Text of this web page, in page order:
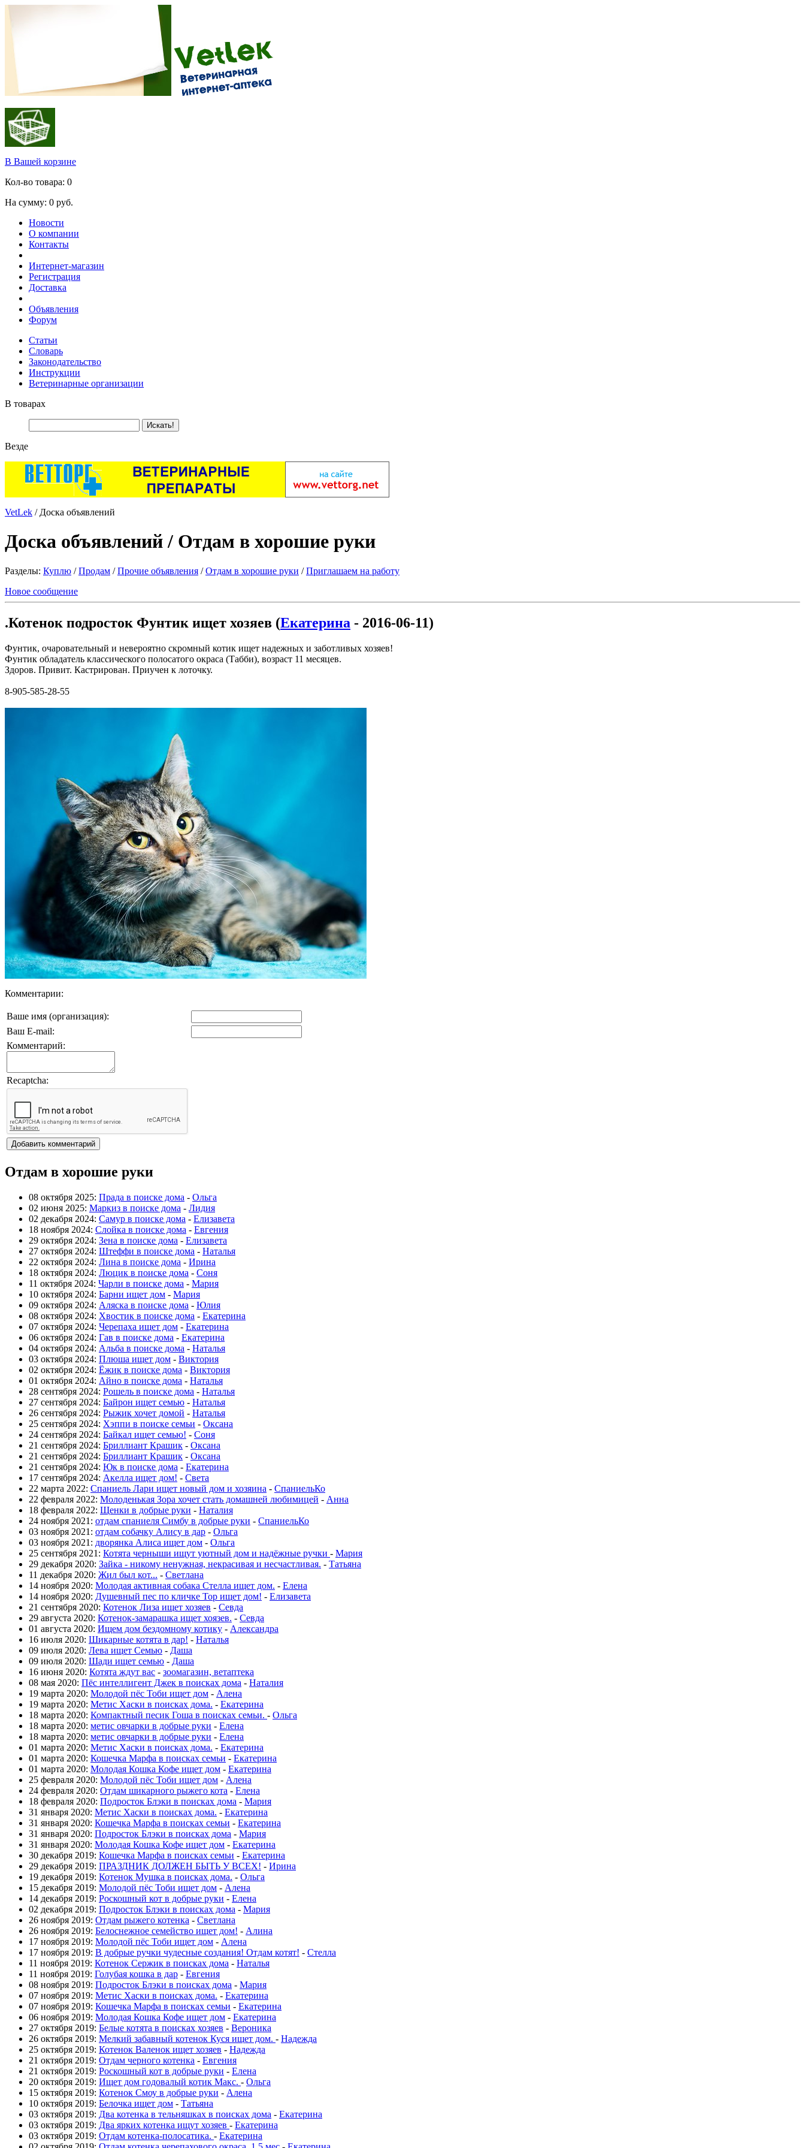
В Вашей корзине
Кол-во товара: 0
На сумму: 0 руб.
Новости
О компании
Контакты
Интернет-магазин
Регистрация
Доставка
Объявления
Форум
Статьи
Словарь
Законодательство
Инструкции
Ветеринарные организации
В товарах
Везде
VetLek / Доска объявлений
Доска объявлений / Отдам в хорошие руки
Разделы: Куплю /Продам /Прочие объявления /Отдам в хорошие руки /Приглашаем на работу
Новое сообщение
.Котенок подросток Фунтик ищет хозяев (Екатерина - 2016-06-11)
Фунтик, очаровательный и невероятно скромный котик ищет надежных и заботливых хозяев!
Фунтик обладатель классического полосатого окраса (Табби), возраст 11 месяцев.
Здоров. Привит. Кастрирован. Приучен к лоточку.
8-905-585-28-55
Комментарии:
Ваше имя (организация):
Ваш E-mail:
Комментарий:
Recaptcha:
Отдам в хорошие руки
08 октября 2025: Прада в поиске дома - Ольга
02 июня 2025: Маркиз в поиске дома - Лидия
02 декабря 2024: Самур в поиске дома - Елизавета
18 ноября 2024: Слойка в поиске дома - Евгения
29 октября 2024: Зена в поиске дома - Елизавета
27 октября 2024: Штеффи в поиске дома - Наталья
22 октября 2024: Лина в поиске дома - Ирина
18 октября 2024: Люцик в поиске дома - Соня
11 октября 2024: Чарли в поиске дома - Мария
10 октября 2024: Барни ищет дом - Мария
09 октября 2024: Аляска в поиске дома - Юлия
08 октября 2024: Хвостик в поиске дома - Екатерина
07 октября 2024: Черепаха ищет дом - Екатерина
06 октября 2024: Гав в поиске дома - Екатерина
04 октября 2024: Альба в поиске дома - Наталья
03 октября 2024: Плюша ищет дом - Виктория
02 октября 2024: Ёжик в поиске дома - Виктория
01 октября 2024: Айно в поиске дома - Наталья
28 сентября 2024: Рошель в поиске дома - Наталья
27 сентября 2024: Байрон ищет семью - Наталья
26 сентября 2024: Рыжик хочет домой - Наталья
25 сентября 2024: Хэппи в поиске семьи - Оксана
24 сентября 2024: Байкал ищет семью! - Соня
21 сентября 2024: Бриллиант Крашик - Оксана
21 сентября 2024: Бриллиант Крашик - Оксана
21 сентября 2024: Юк в поиске дома - Екатерина
17 сентября 2024: Акелла ищет дом! - Света
22 марта 2022: Спаниель Лари ищет новый дом и хозяина - СпаниельКо
22 февраля 2022: Молоденькая Зора хочет стать домашней любимицей - Анна
18 февраля 2022: Щенки в добрые руки - Наталия
24 ноября 2021: отдам спаниеля Симбу в добрые руки - СпаниельКо
03 ноября 2021: отдам собачку Алису в дар - Ольга
03 ноября 2021: дворянка Алиса ищет дом - Ольга
25 сентября 2021: Котята черныши ищут уютный дом и надёжные ручки - Мария
29 декабря 2020: Зайка - никому ненужная, некрасивая и несчастливая. - Татьяна
11 декабря 2020: Жил был кот... - Светлана
14 ноября 2020: Молодая активная собака Стелла ищет дом. - Елена
14 ноября 2020: Душевный пес по кличке Тор ищет дом! - Елизавета
21 сентября 2020: Котенок Лиза ищет хозяев - Севда
29 августа 2020: Котенок-замарашка ищет хоязев. - Севда
01 августа 2020: Ищем дом бездомному котику - Александра
16 июля 2020: Шикарные котята в дар! - Наталья
09 июля 2020: Лева ищет Семью - Даша
09 июля 2020: Шади ищет семью - Даша
16 июня 2020: Котята ждут вас - зоомагазин, ветаптека
08 мая 2020: Пёс интеллигент Джек в поисках дома - Наталия
19 марта 2020: Молодой пёс Тоби ищет дом - Алена
19 марта 2020: Метис Хаски в поисках дома. - Екатерина
18 марта 2020: Компактный песик Гоша в поисках семьи. - Ольга
18 марта 2020: метис овчарки в добрые руки - Елена
18 марта 2020: метис овчарки в добрые руки - Елена
01 марта 2020: Метис Хаски в поисках дома. - Екатерина
01 марта 2020: Кошечка Марфа в поисках семьи - Екатерина
01 марта 2020: Молодая Кошка Кофе ищет дом - Екатерина
25 февраля 2020: Молодой пёс Тоби ищет дом - Алена
24 февраля 2020: Отдам шикарного рыжего кота - Елена
18 февраля 2020: Подросток Блэки в поисках дома - Мария
31 января 2020: Метис Хаски в поисках дома. - Екатерина
31 января 2020: Кошечка Марфа в поисках семьи - Екатерина
31 января 2020: Подросток Блэки в поисках дома - Мария
31 января 2020: Молодая Кошка Кофе ищет дом - Екатерина
30 декабря 2019: Кошечка Марфа в поисках семьи - Екатерина
29 декабря 2019: ПРАЗДНИК ДОЛЖЕН БЫТЬ У ВСЕХ! - Ирина
19 декабря 2019: Котенок Мушка в поисках дома. - Ольга
15 декабря 2019: Молодой пёс Тоби ищет дом - Алена
14 декабря 2019: Роскошный кот в добрые руки - Елена
02 декабря 2019: Подросток Блэки в поисках дома - Мария
26 ноября 2019: Отдам рыжего котенка - Светлана
26 ноября 2019: Белоснежное семейство ищет дом! - Алина
17 ноября 2019: Молодой пёс Тоби ищет дом - Алена
17 ноября 2019: В добрые ручки чудесные создания! Отдам котят! - Стелла
11 ноября 2019: Котенок Сержик в поисках дома - Наталья
11 ноября 2019: Голубая кошка в дар - Евгения
08 ноября 2019: Подросток Блэки в поисках дома - Мария
07 ноября 2019: Метис Хаски в поисках дома. - Екатерина
07 ноября 2019: Кошечка Марфа в поисках семьи - Екатерина
06 ноября 2019: Молодая Кошка Кофе ищет дом - Екатерина
27 октября 2019: Белые котята в поисках хозяев - Вероника
26 октября 2019: Мелкий забавный котенок Куся ищет дом. - Надежда
25 октября 2019: Котенок Валенок ищет хозяев - Надежда
21 октября 2019: Отдам черного котенка - Евгения
21 октября 2019: Роскошный кот в добрые руки - Елена
20 октября 2019: Ищет дом годовалый котик Макс. - Ольга
15 октября 2019: Котенок Смоу в добрые руки - Алена
10 октября 2019: Белочка ищет дом - Татьяна
03 октября 2019: Два котенка в тельняшках в поисках дома - Екатерина
03 октября 2019: Два ярких котенка ищут хозяев - Екатерина
03 октября 2019: Отдам котенка-полосатика. - Екатерина